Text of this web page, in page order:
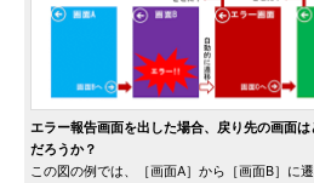
エラー報告画面を出した場合、戻り先の画面は
だろうか？
この図の例では、［画面A］から［画面B］に